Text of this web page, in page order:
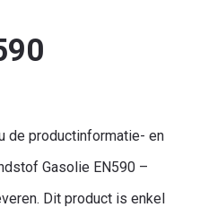
de productinformatie- en
Gasolie EN590 –
Dit product is enkel